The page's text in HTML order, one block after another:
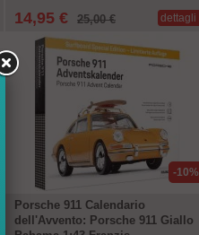
14,95 € 25,00 € dettagli
-10%
Porsche 911 Calendario
dell'Avvento: Porsche 911 Giallo